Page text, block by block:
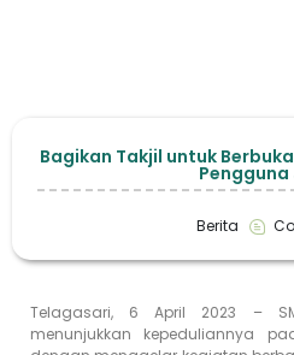
Bagikan Takjil untuk
Pengguna
Berita
Telagasari, 6 April 2023 –
menunjukkan kepeduliannya